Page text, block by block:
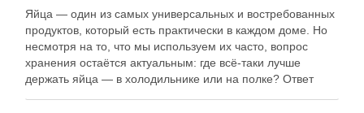
Яйца — один из самых универсальных и востребованных
продуктов, который есть практически в каждом доме. Но
несмотря на то, что мы используем их часто, вопрос
хранения остаётся актуальным: где всё-таки лучше
держать яйца — в холодильнике или на полке? Ответ